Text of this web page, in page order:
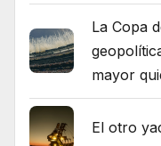
La Copa
mayor
El otro